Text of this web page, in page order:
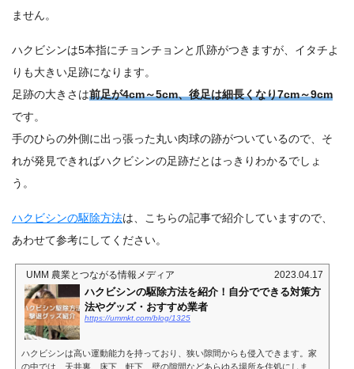
ません。
ハクビシンは5本指にチョンチョンと爪跡がつきますが、イタチよ
りも大きい足跡になります。
足跡の大きさは前足が4cm～5cm、後足は細長くなり7cm～9cm
です。
手のひらの外側に出っ張った丸い肉球の跡がついているので、そ
れが発見できればハクビシンの足跡だとはっきりわかるでしょ
う。
ハクビシンの駆除方法は、こちらの記事で紹介していますので、
あわせて参考にしてください。
UMM 農業とつながる情報メディア 2023.04.17
ハクビシンの駆除方法を紹介！自分でできる対策方
法やグッズ・おすすめ業者
https://ummkt.com/blog/1325
ハクビシンは高い運動能力を持っており、狭い隙間からも侵入できます。家
の中では、天井裏、床下、軒下、壁の隙間などあらゆる場所を住処にしま